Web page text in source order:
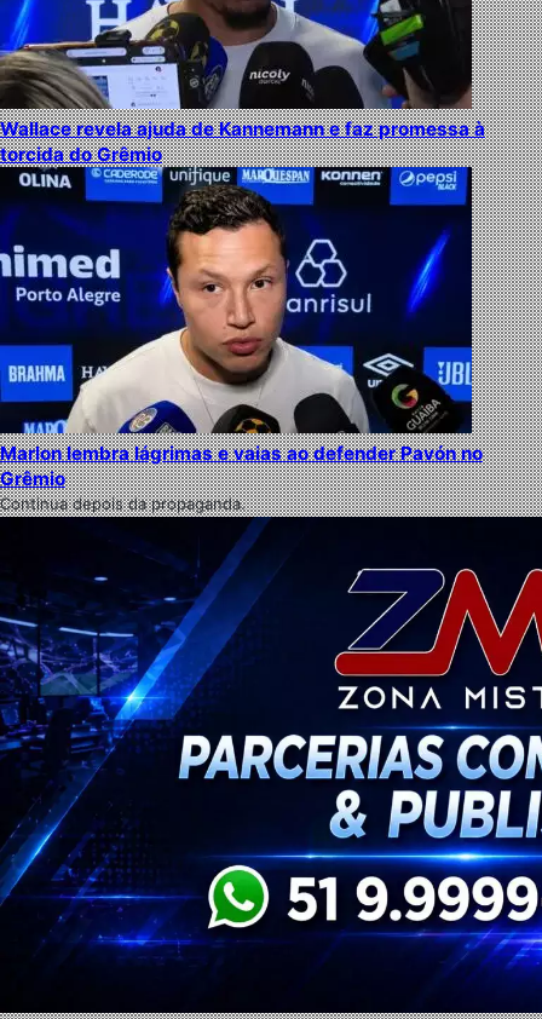
Wallace revela ajuda de Kannemann e faz promessa à
torcida do Grêmio
Marlon lembra lágrimas e vaias ao defender Pavón no
Grêmio
Continua depois da propaganda.